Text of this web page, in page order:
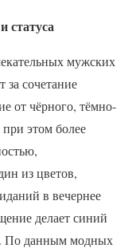
статуса
мужских
сочетание
от чёрного, тёмно-
этом более
из цветов,
в вечернее
делает синий
По данным модных